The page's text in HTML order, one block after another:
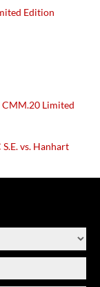
Edition
CMM.20 Limited
vs. Hanhart